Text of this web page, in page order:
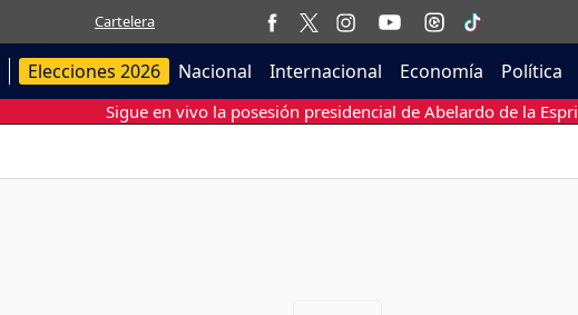
Cartelera
Elecciones 2026 Nacional Internacional Economía Política
Sigue en vivo la posesión presidencial de Abelardo de la